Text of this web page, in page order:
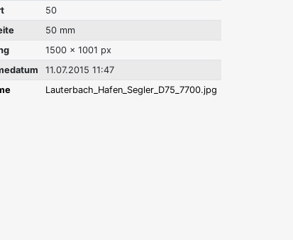
50
50 mm
1500 x 1001 px
11.07.2015 11:47
Lauterbach_Hafen_Segler_D75_7700.jpg